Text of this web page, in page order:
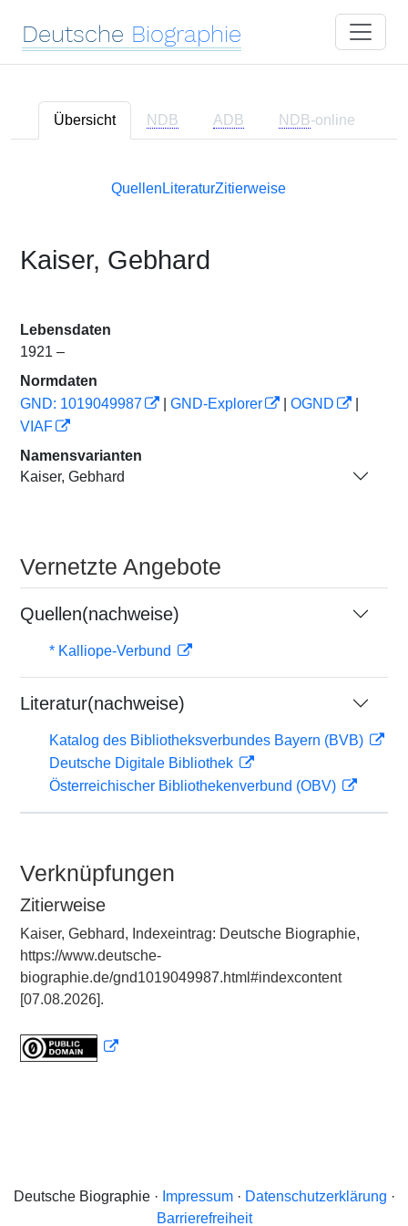
Deutsche Biographie
Übersicht NDB ADB NDB-online
Quellen LiteraturZitierweise
Kaiser, Gebhard
Lebensdaten
1921 –
Normdaten
GND: 1019049987
GND-Explorer OGND
VIAF
Namensvarianten
Kaiser, Gebhard
Vernetzte Angebote
Quellen(nachweise)
* Kalliope-Verbund
Literatur(nachweise)
Katalog des Bibliotheksverbundes Bayern (BVB)
Deutsche Digitale Bibliothek
Österreichischer Bibliothekenverbund (OBV)
Verknüpfungen
Zitierweise
Kaiser, Gebhard, Indexeintrag: Deutsche Biographie,
https://www.deutsche-
biographie.de/gnd1019049987.html#indexcontent
[07.08.2026].
Deutsche Biographie · Impressum· Datenschutzerklärung ·
Barrierefreiheit